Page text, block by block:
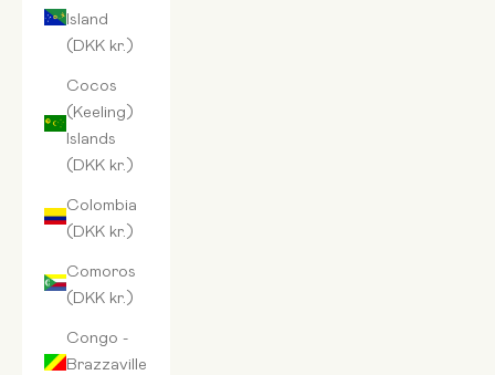
Island
(DKK kr.)
Cocos
(Keeling)
Islands
(DKK kr.)
Colombia
(DKK kr.)
Comoros
(DKK kr.)
Congo -
Brazzaville